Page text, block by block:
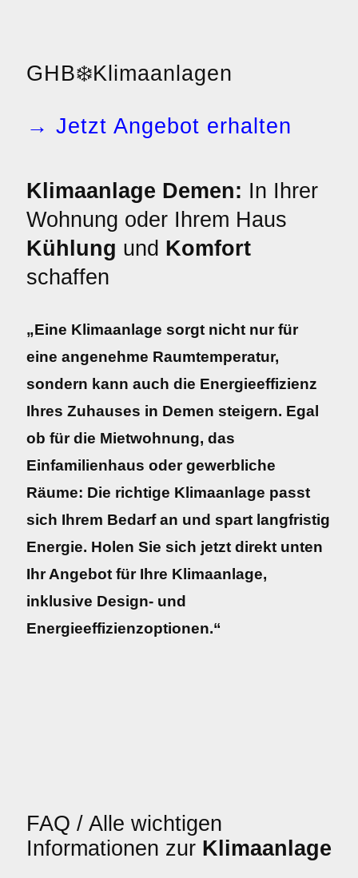
GHB❄️Klimaanlagen
→ Jetzt Angebot erhalten
Klimaanlage Demen: In Ihrer
Wohnung oder Ihrem Haus
Kühlung und Komfort
schaffen
„Eine Klimaanlage sorgt nicht nur für
eine angenehme Raumtemperatur,
sondern kann auch die Energieeffizienz
Ihres Zuhauses in Demen steigern. Egal
ob für die Mietwohnung, das
Einfamilienhaus oder gewerbliche
Räume: Die richtige Klimaanlage passt
sich Ihrem Bedarf an und spart langfristig
Energie. Holen Sie sich jetzt direkt unten
Ihr Angebot für Ihre Klimaanlage,
inklusive Design- und
Energieeffizienzoptionen.“
FAQ / Alle wichtigen
Informationen zur Klimaanlage